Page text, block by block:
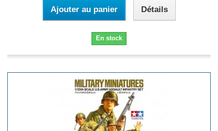
Ajouter au panier Détails
En stock